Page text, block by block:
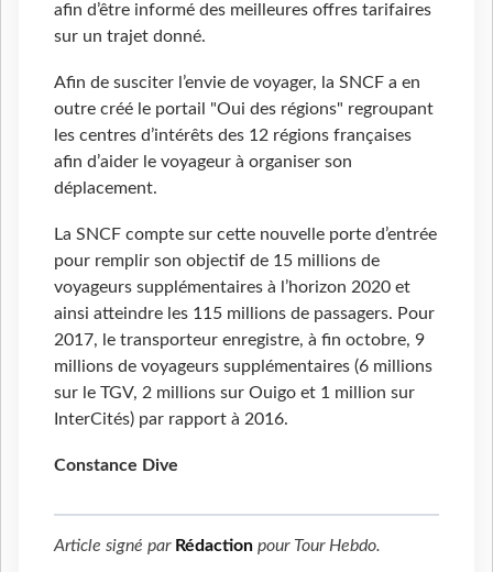
afin d’être informé des meilleures offres tarifaires
sur un trajet donné.
Afin de susciter l’envie de voyager, la SNCF a en
outre créé le portail "Oui des régions" regroupant
les centres d’intérêts des 12 régions françaises
afin d’aider le voyageur à organiser son
déplacement.
La SNCF compte sur cette nouvelle porte d’entrée
pour remplir son objectif de 15 millions de
voyageurs supplémentaires à l’horizon 2020 et
ainsi atteindre les 115 millions de passagers. Pour
2017, le transporteur enregistre, à fin octobre, 9
millions de voyageurs supplémentaires (6 millions
sur le TGV, 2 millions sur Ouigo et 1 million sur
InterCités) par rapport à 2016.
Constance Dive
Article signé par Rédaction pour Tour Hebdo.